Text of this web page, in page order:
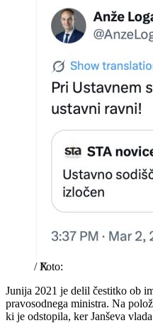
/X
Junija 2021 je delil čestitko ob
pravosodnega ministra. Na
ki je odstopila, ker Janševa